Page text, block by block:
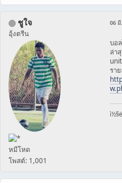
ชูใจ
อุ้งตรีน
หมีโหด
โพสต์: 1,001
06
บอ
ล่า
รา